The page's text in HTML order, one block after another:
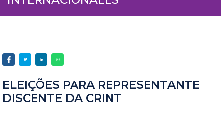
ELEIÇÕES PARA REPRESENTANTE
DISCENTE DA CRINT